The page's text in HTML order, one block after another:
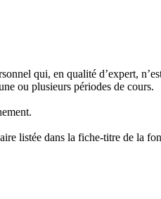
qui, en qualité d’expert,
ou plusieurs périodes de cours.
listée dans la fiche-titre de la